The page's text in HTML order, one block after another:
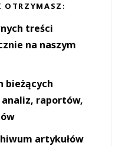
OTRZYMASZ:
treści
na naszym
bieżących
analiz, raportów,
artykułów